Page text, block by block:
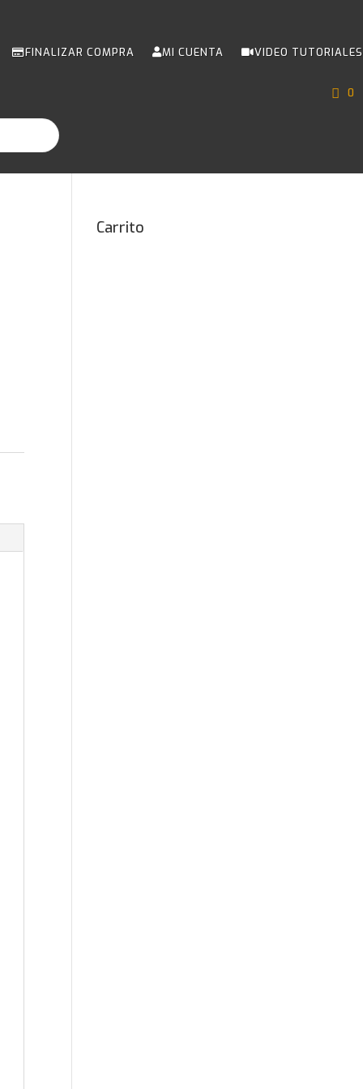
FINALIZAR COMPRA MI CUENTA VIDEO TUTORIALES
0
Carrito